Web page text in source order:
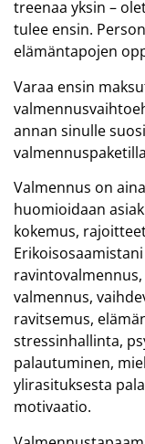
treenaa yksin –
tulee ensin.
elämäntapojen
Varaa ensin
annan sinulle
Valmennus on
huomioidaan
kokemus,
valmennus,
ravitsemus,
stressinhallinta,
palautuminen,
ylirasituksesta
motivaatio.